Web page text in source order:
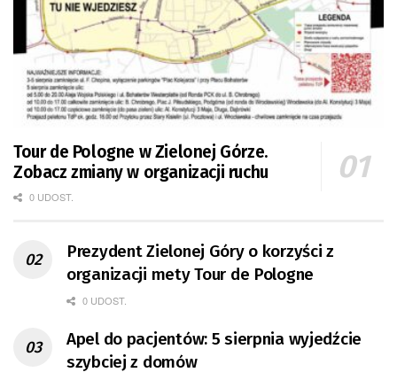
Tour de Pologne w Zielonej Górze.
Zobacz zmiany w organizacji ruchu
0 UDOST.
Prezydent Zielonej Góry o korzyści z
organizacji mety Tour de Pologne
0 UDOST.
Apel do pacjentów: 5 sierpnia wyjedźcie
szybciej z domów